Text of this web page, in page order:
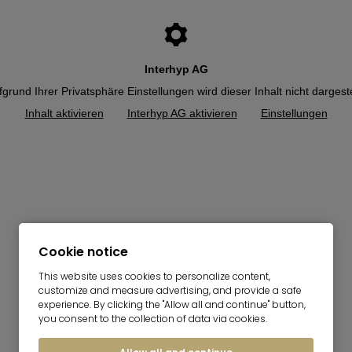
Interhyp AG
Ihrer Privatsphäre Einstellungen wird dieser Inhalt nicht
Inhalt aktivieren
Interhyp AG aktivieren Einstellungen
Cookie notice
This website uses cookies to personalize content,
customize and measure advertising, and provide a safe
experience. By clicking the "Allow all and continue" button,
you consent to the collection of data via cookies.